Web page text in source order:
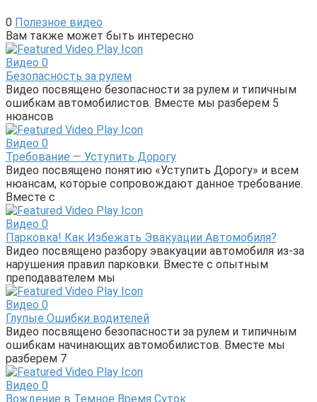
0 Полезное видео
Вам также может быть интересно
Видео 0
Безопасность за рулем
Видео посвящено безопасности за рулем и типичным
ошибкам автомобилистов. Вместе мы разберем 5
нюансов
Видео 0
Требование — Уступить Дорогу
Видео посвящено понятию «Уступить Дорогу» и всем
нюансам, которые сопровождают данное требование.
Вместе с
Видео 0
Парковка! Как Избежать Эвакуации Автомобиля?
Видео посвящено разбору эвакуации автомобиля из-за
нарушения правил парковки. Вместе с опытным
преподавателем мы
Видео 0
Глупые Ошибки водителей
Видео посвящено безопасности за рулем и типичным
ошибкам начинающих автомобилистов. Вместе мы
разберем 7
Видео 0
Вождение в Темное Время Суток